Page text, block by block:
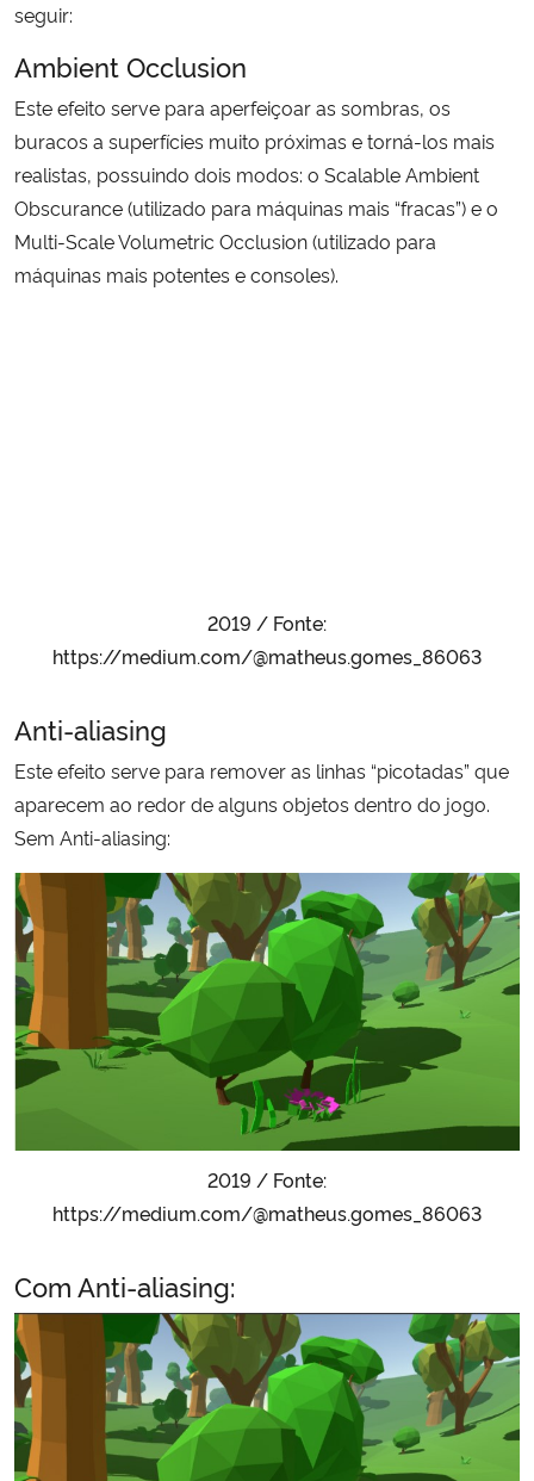
seguir:
Ambient Occlusion
Este efeito serve para aperfeiçoar as sombras, os
buracos a superfícies muito próximas e torná-los mais
realistas, possuindo dois modos: o Scalable Ambient
Obscurance (utilizado para máquinas mais “fracas”) e o
Multi-Scale Volumetric Occlusion (utilizado para
máquinas mais potentes e consoles).
2019 / Fonte:
https://medium.com/@matheus.gomes_86063
Anti-aliasing
Este efeito serve para remover as linhas “picotadas” que
aparecem ao redor de alguns objetos dentro do jogo.
Sem Anti-aliasing:
2019 / Fonte:
https://medium.com/@matheus.gomes_86063
Com Anti-aliasing: